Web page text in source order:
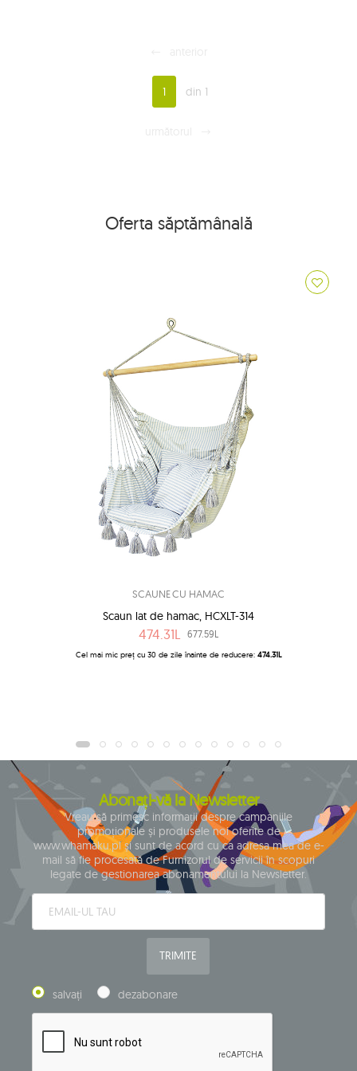
1 din 1
Oferta săptămânală
SCAUNE CU HAMAC
Scaun lat de hamac, HCXLT-314
474.31L 677.59L
Cel mai mic preț cu 30 de zile înainte de reducere: 474.31L
Abonați-vă la Newsletter
Vreau să primesc informații despre campaniile
promoționale și produsele noi oferite de
www.whamaku.pl și sunt de acord cu ca adresa mea de e-
mail să fie procesată de Furnizorul de servicii în scopuri
legate de gestionarea abonamentului la Newsletter.
TRIMITE
salvați dezabonare